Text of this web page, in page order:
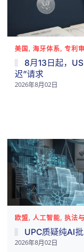
美国, 海牙体系, 专利
8月13日起，
迟”请求
2026年8月02日
欧盟, 人工智能, 执法
UPC质疑纯AI
2026年8月02日